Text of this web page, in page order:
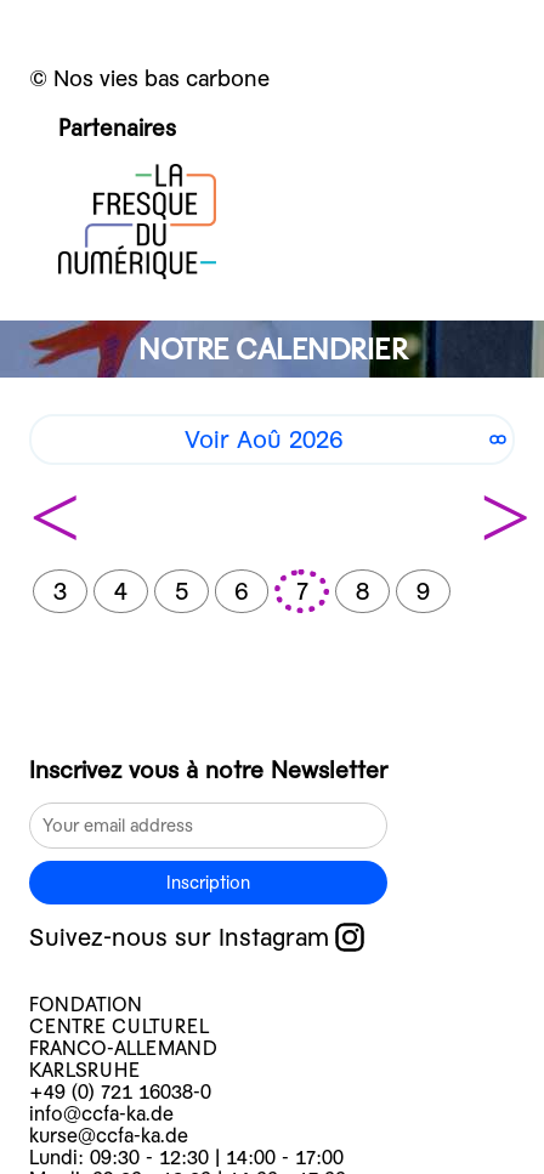
© Nos vies bas carbone
Partenaires
NOTRE CALENDRIER
Voir Aoû 2026
< >
3 4 5 6 7 8 9
Inscrivez vous à notre Newsletter
Inscription
Suivez-nous sur Instagram
FONDATION
CENTRE CULTUREL
FRANCO-ALLEMAND
KARLSRUHE
+49 (0) 721 16038-0
info@ccfa-ka.de
kurse@ccfa-ka.de
Lundi: 09:30 - 12:30 | 14:00 - 17:00